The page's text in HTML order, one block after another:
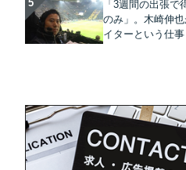
「3週間の出張で
のみ」。木崎伸
イターという仕事